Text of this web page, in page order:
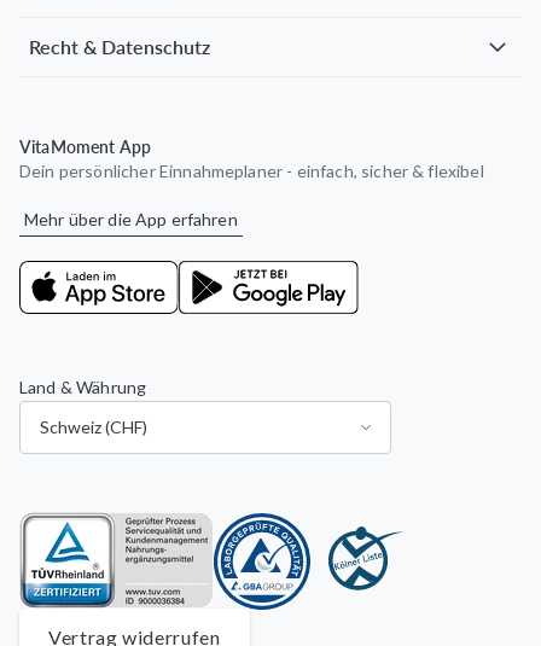
Recht & Datenschutz
VitaMoment App
Dein persönlicher Einnahmeplaner - einfach, sicher & flexibel
Mehr über die App erfahren
Land & Währung
Vertrag widerrufen